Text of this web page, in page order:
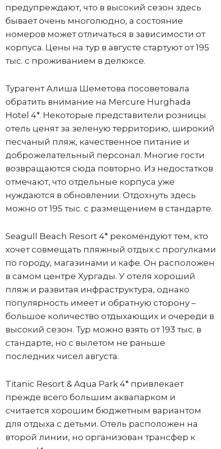
предупреждают, что в высокий сезон здесь
бывает очень многолюдно, а состояние
номеров может отличаться в зависимости от
корпуса. Цены на тур в августе стартуют от 195
тыс. с проживанием в делюксе.
Турагент Алиша Шеметова посоветовала
обратить внимание на Mercure Hurghada
Hotel 4*. Некоторые представители розницы
отель ценят за зеленую территорию, широкий
песчаный пляж, качественное питание и
доброжелательный персонал. Многие гости
возвращаются сюда повторно. Из недостатков
отмечают, что отдельные корпуса уже
нуждаются в обновлении. Отдохнуть здесь
можно от 195 тыс. с размещением в стандарте.
Seagull Beach Resort 4* рекомендуют тем, кто
хочет совмещать пляжный отдых с прогулками
по городу, магазинами и кафе. Он расположен
в самом центре Хургады. У отеля хороший
пляж и развитая инфраструктура, однако
популярность имеет и обратную сторону –
большое количество отдыхающих и очереди в
высокий сезон. Тур можно взять от 193 тыс. в
стандарте, но с вылетом не раньше
последних чисел августа.
Titanic Resort & Aqua Park 4* привлекает
прежде всего большим аквапарком и
считается хорошим бюджетным вариантом
для отдыха с детьми. Отель расположен на
второй линии, но организован трансфер к